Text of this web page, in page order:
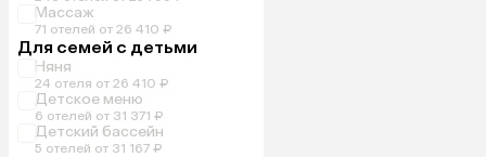
Массаж
71 отелей от 26 410 ₽
Для семей с детьми
Няня
24 отеля от 26 410 ₽
Детское меню
6 отелей от 31 371 ₽
Детский бассейн
5 отелей от 31 167 ₽